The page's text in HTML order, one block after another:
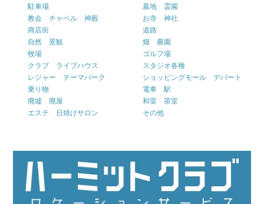
駐車場
墓地 霊園
教会 チャペル 神殿
お寺 神社
商店街
道路
自然 景観
畑 農園
牧場
ゴルフ場
クラブ ライブハウス
スタジオ各種
レジャー テーマパーク
ショッピングモール デパート
乗り物
電車 駅
廃墟 廃屋
和室 茶室
エステ 日焼けサロン
その他